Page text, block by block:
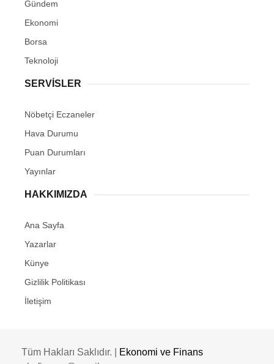
Gündem
Ekonomi
Borsa
Teknoloji
SERVİSLER
Nöbetçi Eczaneler
Hava Durumu
Puan Durumları
Yayınlar
HAKKIMIZDA
Ana Sayfa
Yazarlar
Künye
Gizlilik Politikası
İletişim
Tüm Hakları Saklıdır. |
Ekonomi ve Finans